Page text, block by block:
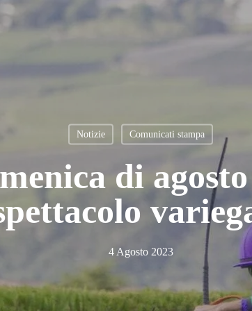
Notizie Comunicati stampa
di
4 Agosto 2023